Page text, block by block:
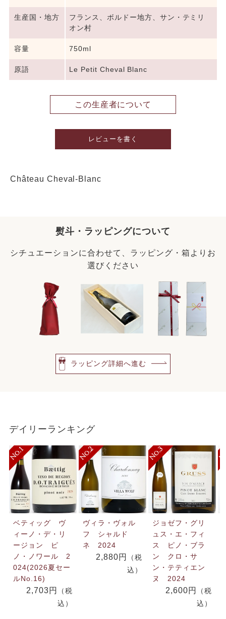
生産国・地方
フランス、ボルドー地方、サン・テミリ
オン村
容量 750ml
原語 Le Petit Cheval Blanc
この生産者について
レビューを書く
Château Cheval-Blanc
熨斗・ラッピングについて
シチュエーションに合わせて、ラッピング・箱よりお
選びください
ラッピング詳細へ進む
デイリーランキング
ベティッグ ヴ
ィーノ・デ・リ
ージョン ピ
ノ・ノワール 2
024(2026夏セー
ルNo.16)
2,703円
（税
込）
ヴィラ・ヴォル
フ シャルド
ネ 2024
2,880円
（税
込）
ジョゼフ・グリ
ュス・エ・フィ
ス ピノ・ブラ
ン クロ・サ
ン・テティエン
ヌ 2024
2,600円
（税
込）